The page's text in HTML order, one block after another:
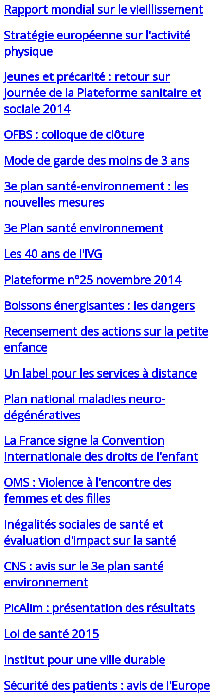
Rapport mondial sur le vieillissement
Stratégie européenne sur l'activité
physique
Jeunes et précarité : retour sur
journée de la Plateforme sanitaire et
sociale 2014
OFBS : colloque de clôture
Mode de garde des moins de 3 ans
3e plan santé-environnement : les
nouvelles mesures
3e Plan santé environnement
Les 40 ans de l'IVG
Plateforme n°25 novembre 2014
Boissons énergisantes : les dangers
Recensement des actions sur la petite
enfance
Un label pour les services à distance
Plan national maladies neuro-
dégénératives
La France signe la Convention
internationale des droits de l'enfant
OMS : Violence à l'encontre des
femmes et des filles
Inégalités sociales de santé et
évaluation d'impact sur la santé
CNS : avis sur le 3e plan santé
environnement
PicAlim : présentation des résultats
Loi de santé 2015
Institut pour une ville durable
Sécurité des patients : avis de l'Europe